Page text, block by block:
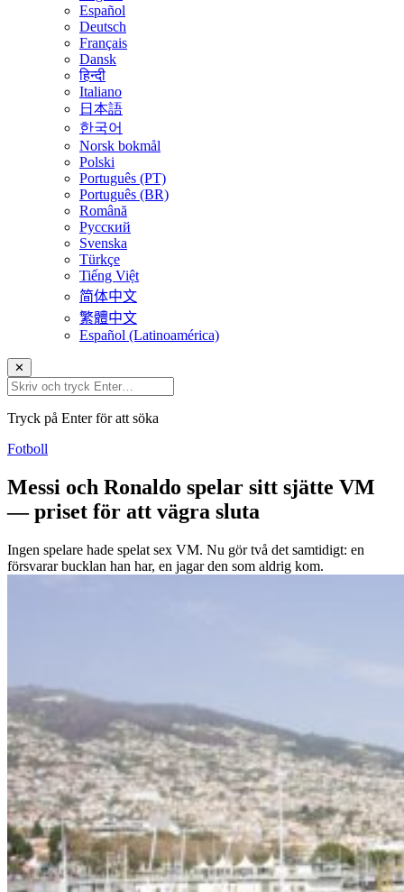
Español
Deutsch
Français
Dansk
हिन्दी
Italiano
日本語
한국어
Norsk bokmål
Polski
Português (PT)
Português (BR)
Română
Русский
Svenska
Türkçe
Tiếng Việt
简体中文
繁體中文
Español (Latinoamérica)
✕
Tryck på Enter för att söka
Fotboll
Messi och Ronaldo spelar sitt sjätte VM
— priset för att vägra sluta
Ingen spelare hade spelat sex VM. Nu gör två det samtidigt: en
försvarar bucklan han har, en jagar den som aldrig kom.